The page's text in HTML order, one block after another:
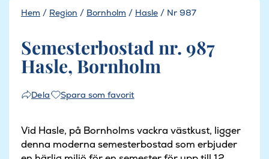
Hem / Region / Bornholm / Hasle / Nr 987
Semesterbostad nr. 987
Hasle, Bornholm
Dela Spara som favorit
Vid Hasle, på Bornholms vackra västkust, ligger
denna moderna semesterbostad som erbjuder